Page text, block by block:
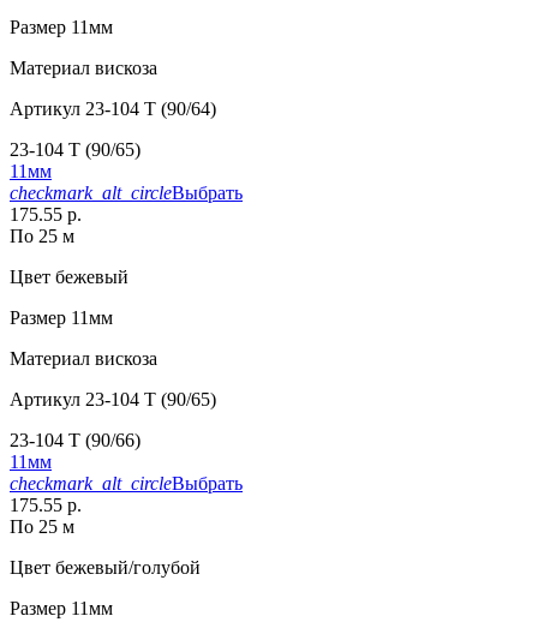
Размер 11мм
Материал вискоза
Артикул 23-104 T (90/64)
23-104 T (90/65)
11мм
checkmark_alt_circleВыбрать
175.55 р.
По 25 м
Цвет бежевый
Размер 11мм
Материал вискоза
Артикул 23-104 T (90/65)
23-104 T (90/66)
11мм
checkmark_alt_circleВыбрать
175.55 р.
По 25 м
Цвет бежевый/голубой
Размер 11мм